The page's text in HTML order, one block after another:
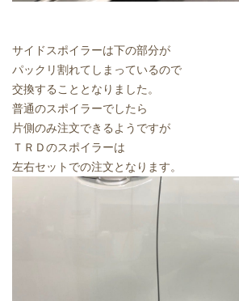
サイドスポイラーは下の部分が
パックリ割れてしまっているので
交換することとなりました。
普通のスポイラーでしたら
片側のみ注文できるようですが
ＴＲＤのスポイラーは
左右セットでの注文となります。